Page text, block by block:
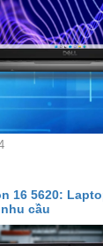
16 5620:
cầu